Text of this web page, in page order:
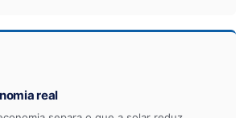
real